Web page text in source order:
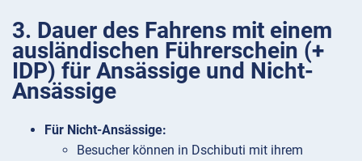
3. Dauer des Fahrens mit einem
ausländischen Führerschein (+
IDP) für Ansässige und Nicht-
Ansässige
Für Nicht-Ansässige:
Besucher können in Dschibuti mit ihrem